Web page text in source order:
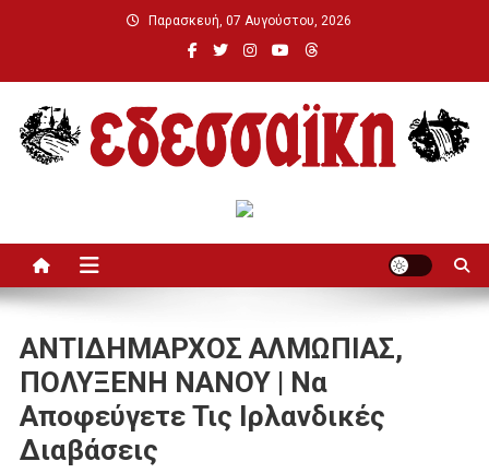
Παρασκευή, 07 Αυγούστου, 2026
ΑΝΤΙΔΗΜΑΡΧΟΣ ΑΛΜΩΠΙΑΣ,
ΠΟΛΥΞΕΝΗ ΝΑΝΟΥ | Να
Αποφεύγετε Τις Ιρλανδικές
Διαβάσεις